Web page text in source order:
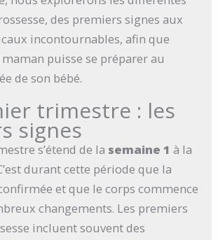
des premiers signes aux
incontournables, afin que
puisse se préparer au
de son bébé.
trimestre : les
signes
s’étend de la semaine 1 à la
durant cette période que la
et que le corps commence
changements. Les premiers
incluent souvent des